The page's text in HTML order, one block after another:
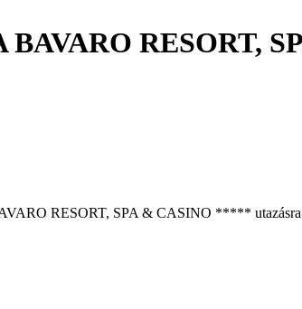
BAVARO RESORT,
RESORT, SPA & CASINO ***** utazásra!